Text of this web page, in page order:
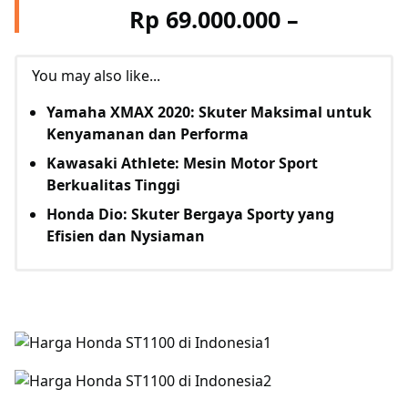
Rp 69.000.000–
You may also like...
Yamaha XMAX 2020: Skuter Maksimal untuk
Kenyamanan dan Performa
Kawasaki Athlete: Mesin Motor Sport
Berkualitas Tinggi
Honda Dio: Skuter Bergaya Sporty yang
Efisien dan Nysiaman